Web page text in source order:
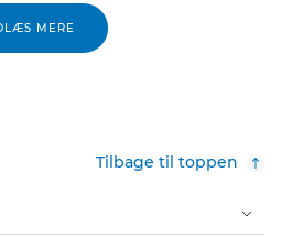
MERE
Tilbage til toppen